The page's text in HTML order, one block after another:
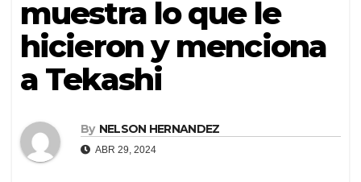
muestra lo que le
hicieron y menciona
a Tekashi
By NELSON HERNANDEZ
ABR 29, 2024